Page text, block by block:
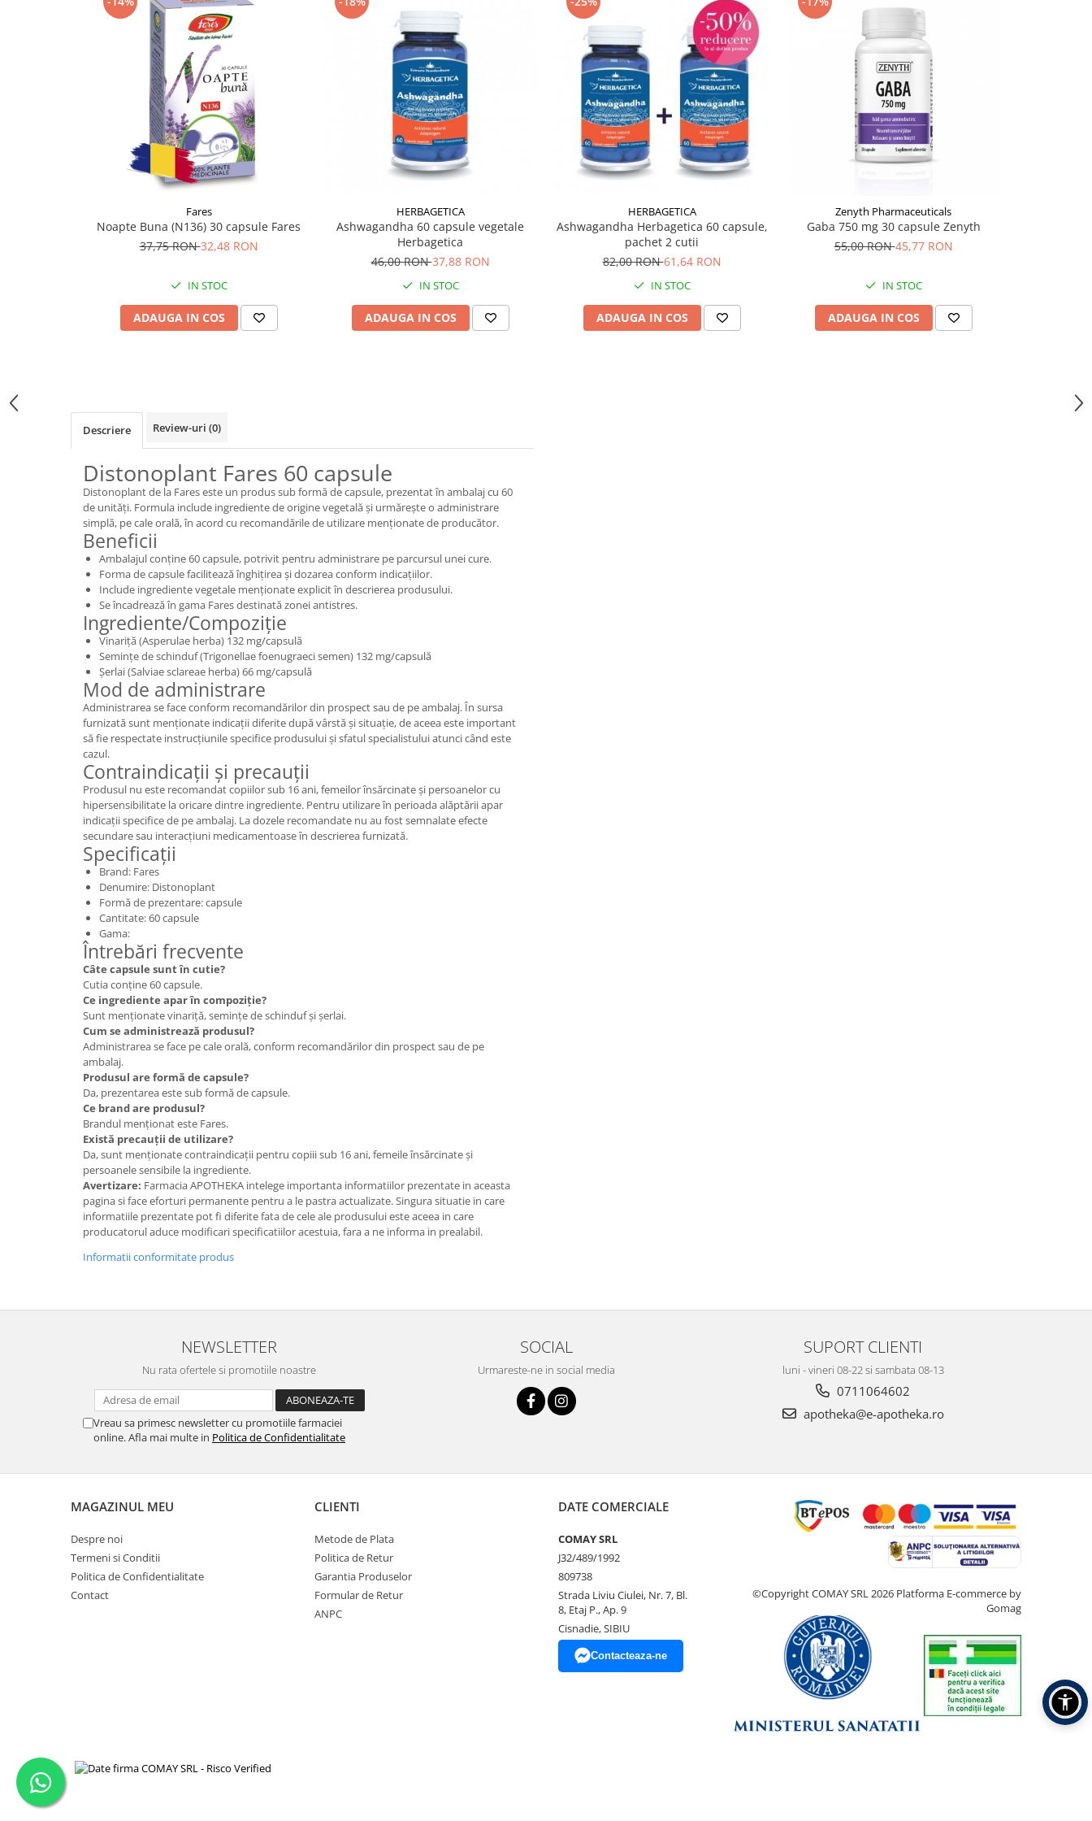
Supliment Vitamina D3
Fares
Noapte Buna (N136) 30 capsule Fares
37,75 RON32,48 RON
IN STOC
ADAUGA IN COS
HERBAGETICA
Ashwagandha 60 capsule vegetale
Herbagetica
46,00 RON37,88 RON
IN STOC
ADAUGA IN COS
HERBAGETICA
Ashwagandha Herbagetica 60 capsule,
pachet 2 cutii
82,00 RON61,64 RON
IN STOC
ADAUGA IN COS
Zenyth Pharmaceuticals
Gaba 750 mg 30 capsule Zenyth
55,00 RON45,77 RON
IN STOC
ADAUGA IN COS
Descriere Review-uri (0)
Distonoplant Fares 60 capsule
Distonoplant de la Fares este un produs sub formă de capsule, prezentat în ambalaj cu 60
de unități. Formula include ingrediente de origine vegetală și urmărește o administrare
simplă, pe cale orală, în acord cu recomandările de utilizare menționate de producător.
Beneficii
Ambalajul conține 60 capsule, potrivit pentru administrare pe parcursul unei cure.
Forma de capsule facilitează înghițirea și dozarea conform indicațiilor.
Include ingrediente vegetale menționate explicit în descrierea produsului.
Se încadrează în gama Fares destinată zonei antistres.
Ingrediente/Compoziție
Vinariță (Asperulae herba) 132 mg/capsulă
Semințe de schinduf (Trigonellae foenugraeci semen) 132 mg/capsulă
Șerlai (Salviae sclareae herba) 66 mg/capsulă
Mod de administrare
Administrarea se face conform recomandărilor din prospect sau de pe ambalaj. În sursa
furnizată sunt menționate indicații diferite după vârstă și situație, de aceea este important
să fie respectate instrucțiunile specifice produsului și sfatul specialistului atunci când este
cazul.
Contraindicații și precauții
Produsul nu este recomandat copiilor sub 16 ani, femeilor însărcinate și persoanelor cu
hipersensibilitate la oricare dintre ingrediente. Pentru utilizare în perioada alăptării apar
indicații specifice de pe ambalaj. La dozele recomandate nu au fost semnalate efecte
secundare sau interacțiuni medicamentoase în descrierea furnizată.
Specificații
Brand: Fares
Denumire: Distonoplant
Formă de prezentare: capsule
Cantitate: 60 capsule
Gama:
Întrebări frecvente
Câte capsule sunt în cutie?
Cutia conține 60 capsule.
Ce ingrediente apar în compoziție?
Sunt menționate vinariță, semințe de schinduf și șerlai.
Cum se administrează produsul?
Administrarea se face pe cale orală, conform recomandărilor din prospect sau de pe
ambalaj.
Produsul are formă de capsule?
Da, prezentarea este sub formă de capsule.
Ce brand are produsul?
Brandul menționat este Fares.
Există precauții de utilizare?
Da, sunt menționate contraindicații pentru copiii sub 16 ani, femeile însărcinate și
persoanele sensibile la ingrediente.
Avertizare: Farmacia APOTHEKA intelege importanta informatiilor prezentate in aceasta
pagina si face eforturi permanente pentru a le pastra actualizate. Singura situatie in care
informatiile prezentate pot fi diferite fata de cele ale produsului este aceea in care
producatorul aduce modificari specificatiilor acestuia, fara a ne informa in prealabil.
Informatii conformitate produs
NEWSLETTER
Nu rata ofertele si promotiile noastre
Vreau sa primesc newsletter cu promotiile farmaciei
online. Afla mai multe in Politica de Confidentialitate
SOCIAL
Urmareste-ne in social media
SUPORT CLIENTI
luni - vineri 08-22 si sambata 08-13
0711064602
apotheka@e-apotheka.ro
MAGAZINUL MEU
Despre noi
Termeni si Conditii
Politica de Confidentialitate
Contact
CLIENTI
Metode de Plata
Politica de Retur
Garantia Produselor
Formular de Retur
ANPC
DATE COMERCIALE
COMAY SRL
J32/489/1992
809738
Strada Liviu Ciulei, Nr. 7, Bl.
8, Etaj P., Ap. 9
Cisnadie, SIBIU
Contacteaza-ne
©Copyright COMAY SRL 2026 Platforma E-commerce by
Gomag